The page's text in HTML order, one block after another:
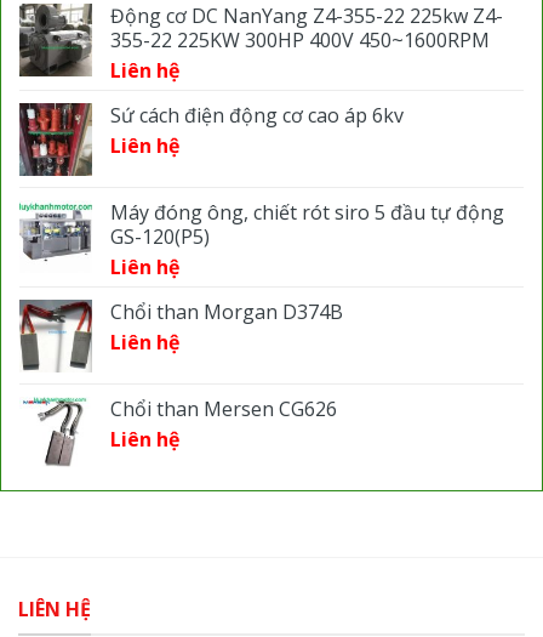
Động cơ DC NanYang Z4-355-22 225kw Z4-
355-22 225KW 300HP 400V 450~1600RPM
Liên hệ
Sứ cách điện động cơ cao áp 6kv
Liên hệ
Máy đóng ông, chiết rót siro 5 đầu tự động
GS-120(P5)
Liên hệ
Chổi than Morgan D374B
Liên hệ
Chổi than Mersen CG626
Liên hệ
LIÊN HỆ